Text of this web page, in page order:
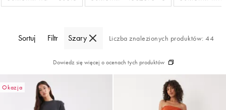
Sortuj Filtr Szary Liczba znalezionych produktów: 44
Dowiedz się więcej o ocenach tych produktów
Okazja